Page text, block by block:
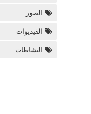
الصور
الفيديوات
النشاطات